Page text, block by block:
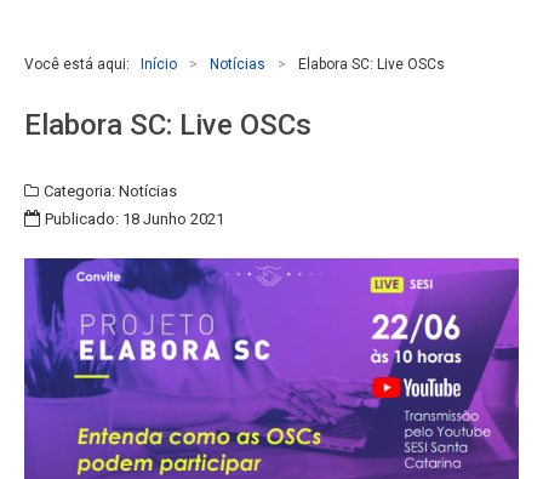
Você está aqui: Início > Notícias > Elabora SC: Live OSCs
Elabora SC: Live OSCs
Categoria: Notícias
Publicado: 18 Junho 2021